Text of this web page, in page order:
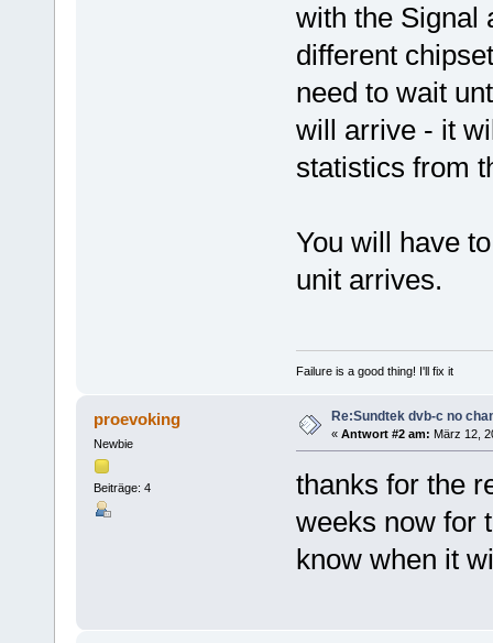
with the Signal
different
need to wait
will arrive - it
statistics from
You will have
unit arrives.
Failure is a good thing! I'll fix it
proevoking
Newbie
Beiträge: 4
Re:Sundtek dvb-c no
« Antwort #2 am: März 12,
thanks for the
weeks now for
know when it